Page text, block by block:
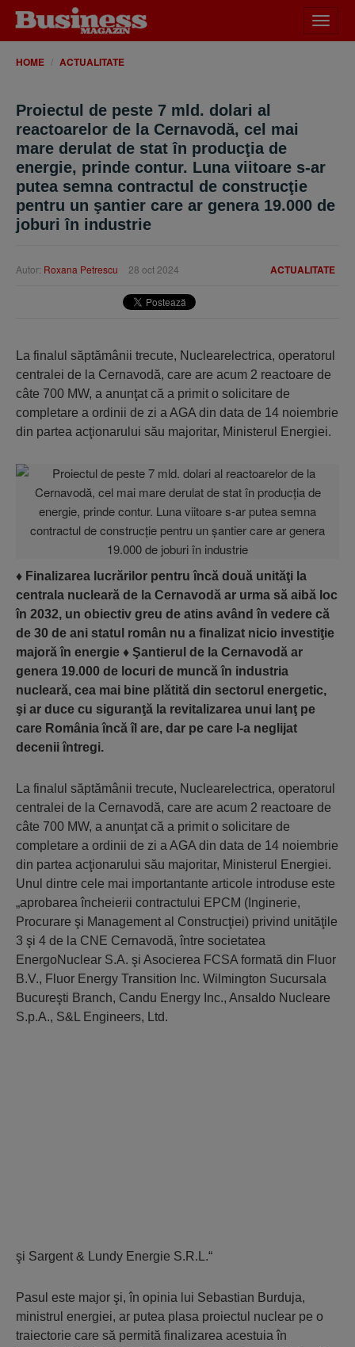
meniu
HOME ACTUALITATE
Proiectul de peste 7 mld. dolari al
reactoarelor de la Cernavodă, cel mai
mare derulat de stat în producţia de
energie, prinde contur. Luna viitoare s-ar
putea semna contractul de construcţie
pentru un şantier care ar genera 19.000 de
joburi în industrie
ACTUALITATE
Autor: Roxana Petrescu 28 oct 2024
La finalul săptămânii trecute, Nuclearelectrica, operatorul
centralei de la Cernavodă, care are acum 2 reactoare de
câte 700 MW, a anunţat că a primit o solicitare de
completare a ordinii de zi a AGA din data de 14 noiembrie
din partea acţionarului său majoritar, Ministerul Energiei.
♦ Finalizarea lucrărilor pentru încă două unităţi la
centrala nucleară de la Cernavodă ar urma să aibă loc
în 2032, un obiectiv greu de atins având în vedere că
de 30 de ani statul român nu a finalizat nicio investiţie
majoră în energie ♦ Şantierul de la Cernavodă ar
genera 19.000 de locuri de muncă în industria
nucleară, cea mai bine plătită din sectorul energetic,
şi ar duce cu siguranţă la revitalizarea unui lanţ pe
care România încă îl are, dar pe care l-a neglijat
decenii întregi.
La finalul săptămânii trecute, Nuclearelectrica, operatorul
centralei de la Cernavodă, care are acum 2 reactoare de
câte 700 MW, a anunţat că a primit o solicitare de
completare a ordinii de zi a AGA din data de 14 noiembrie
din partea acţionarului său majoritar, Ministerul Energiei.
Unul dintre cele mai importantante articole introduse este
„aprobarea încheierii contractului EPCM (Inginerie,
Procurare şi Management al Construcţiei) privind unităţile
3 şi 4 de la CNE Cernavodă, între societatea
EnergoNuclear S.A. şi Asocierea FCSA formată din Fluor
B.V., Fluor Energy Transition Inc. Wilmington Sucursala
Bucureşti Branch, Candu Energy Inc., Ansaldo Nucleare
S.p.A., S&L Engineers, Ltd.
şi Sargent & Lundy Energie S.R.L.“
Pasul este major şi, în opinia lui Sebastian Burduja,
ministrul energiei, ar putea plasa proiectul nuclear pe o
traiectorie care să permită finalizarea acestuia în